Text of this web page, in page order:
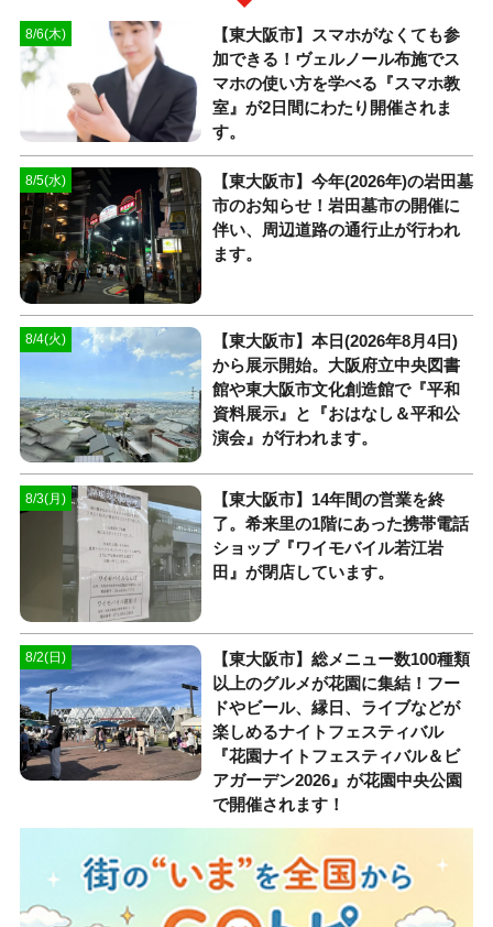
8/6(木)
【東大阪市】スマホがなくても参
加できる！ヴェルノール布施でス
マホの使い方を学べる『スマホ教
室』が2日間にわたり開催されま
す。
8/5(水)
【東大阪市】今年(2026年)の岩田墓
市のお知らせ！岩田墓市の開催に
伴い、周辺道路の通行止が行われ
ます。
8/4(火)
【東大阪市】本日(2026年8月4日)
から展示開始。大阪府立中央図書
館や東大阪市文化創造館で『平和
資料展示』と『おはなし＆平和公
演会』が行われます。
8/3(月)
【東大阪市】14年間の営業を終
了。希来里の1階にあった携帯電話
ショップ『ワイモバイル若江岩
田』が閉店しています。
8/2(日)
【東大阪市】総メニュー数100種類
以上のグルメが花園に集結！フー
ドやビール、縁日、ライブなどが
楽しめるナイトフェスティバル
『花園ナイトフェスティバル＆ビ
アガーデン2026』が花園中央公園
で開催されます！